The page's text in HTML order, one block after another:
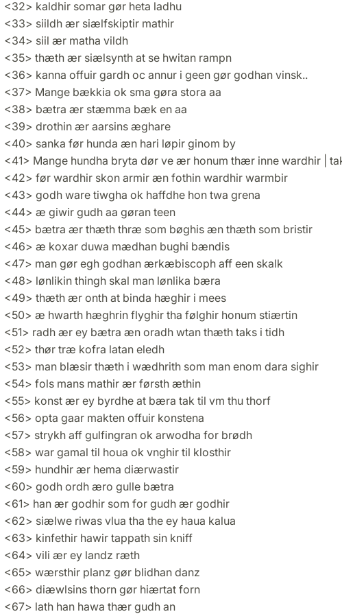
<32> kaldhir somar gør heta ladhu
<33> siildh ær siælfskiptir mathir
<34> siil ær matha vildh
<35> thæth ær siælsynth at se hwitan rampn
<36> kanna offuir gardh oc annur i geen gør godhan vinsk..
<37> Mange bækkia ok sma gøra stora aa
<38> bætra ær stæmma bæk en aa
<39> drothin ær aarsins æghare
<40> sanka før hunda æn hari løpir ginom by
<41> Mange hundha bryta dør ve ær honum thær inne wardhir |
<42> før wardhir skon armir æn fothin wardhir warmbir
<43> godh ware tiwgha ok haffdhe hon twa grena
<44> æ giwir gudh aa gøran teen
<45> bætra ær thæth thræ som bøghis æn thæth som bristir
<46> æ koxar duwa mædhan bughi bændis
<47> man gør egh godhan ærkæbiscoph aff een skalk
<48> lønlikin thingh skal man lønlika bæra
<49> thæth ær onth at binda hæghir i mees
<50> æ hwarth hæghrin flyghir tha følghir honum stiærtin
<51> radh ær ey bætra æn oradh wtan thæth taks i tidh
<52> thør træ kofra latan eledh
<53> man blæsir thæth i wædhrith som man enom dara sighir
<54> fols mans mathir ær førsth æthin
<55> konst ær ey byrdhe at bæra tak til vm thu thorf
<56> opta gaar makten offuir konstena
<57> strykh aff gulfingran ok arwodha for brødh
<58> war gamal til houa ok vnghir til klosthir
<59> hundhir ær hema diærwastir
<60> godh ordh æro gulle bætra
<61> han ær godhir som for gudh ær godhir
<62> siælwe riwas vlua tha the ey haua kalua
<63> kinfethir hawir tappath sin kniff
<64> vili ær ey landz ræth
<65> wærsthir planz gør blidhan danz
<66> diæwlsins thorn gør hiærtat forn
<67> lath han hawa thær gudh an